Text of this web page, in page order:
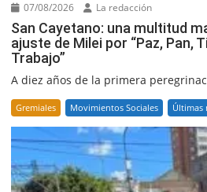
07/08/2026 La redacción
San Cayetano: una multitud
ajuste de Milei por “Paz, Pan,
Trabajo”
A diez años de la primera
Gremiales Movimientos Sociales Últimas